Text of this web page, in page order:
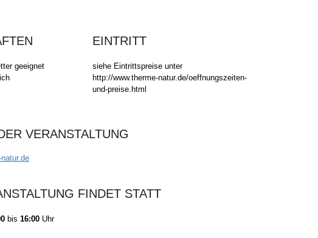
geeignet
EINTRITT
siehe Eintrittspreise unter
http://www.therme-natur.de/oeffnungszeiten-
und-preise.html
VERANSTALTUNG
FINDET STATT
bis 16:00 Uhr